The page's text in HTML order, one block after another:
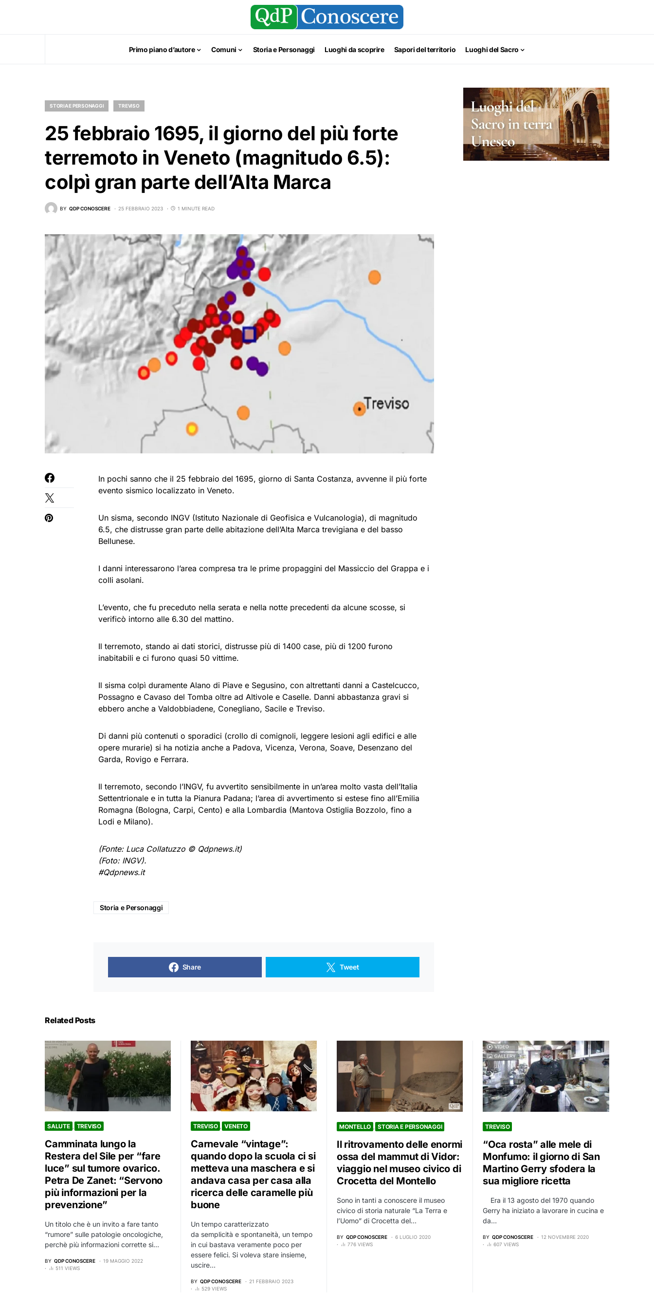
Primo piano d’autore Comuni Storia e Personaggi Luoghi da scoprire Sapori del territorio Luoghi del Sacro
STORIA E PERSONAGGI TREVISO
25 febbraio 1695, il giorno del più forte
terremoto in Veneto (magnitudo 6.5):
colpì gran parte dell’Alta Marca
BY QDP CONOSCERE 25 FEBBRAIO 2023 1 MINUTE READ
In pochi sanno che il 25 febbraio del 1695, giorno di Santa Costanza, avvenne il più forte
evento sismico localizzato in Veneto.
Un sisma, secondo INGV (Istituto Nazionale di Geofisica e Vulcanologia), di magnitudo
6.5, che distrusse gran parte delle abitazione dell’Alta Marca trevigiana e del basso
Bellunese.
I danni interessarono l’area compresa tra le prime propaggini del Massiccio del Grappa e i
colli asolani.
L’evento, che fu preceduto nella serata e nella notte precedenti da alcune scosse, si
verificò intorno alle 6.30 del mattino.
Il terremoto, stando ai dati storici, distrusse più di 1400 case, più di 1200 furono
inabitabili e ci furono quasi 50 vittime.
Il sisma colpì duramente Alano di Piave e Segusino, con altrettanti danni a Castelcucco,
Possagno e Cavaso del Tomba oltre ad Altivole e Caselle. Danni abbastanza gravi si
ebbero anche a Valdobbiadene, Conegliano, Sacile e Treviso.
Di danni più contenuti o sporadici (crollo di comignoli, leggere lesioni agli edifici e alle
opere murarie) si ha notizia anche a Padova, Vicenza, Verona, Soave, Desenzano del
Garda, Rovigo e Ferrara.
Il terremoto, secondo l’INGV, fu avvertito sensibilmente in un’area molto vasta dell’Italia
Settentrionale e in tutta la Pianura Padana; l’area di avvertimento si estese fino all’Emilia
Romagna (Bologna, Carpi, Cento) e alla Lombardia (Mantova Ostiglia Bozzolo, fino a
Lodi e Milano).
(Fonte: Luca Collatuzzo © Qdpnews.it)
(Foto: INGV).
#Qdpnews.it
Storia e Personaggi
Share Tweet
Related Posts
SALUTE TREVISO
Camminata lungo la
Restera del Sile per “fare
luce” sul tumore ovarico.
Petra De Zanet: “Servono
più informazioni per la
prevenzione”
Un titolo che è un invito a fare tanto
“rumore” sulle patologie oncologiche,
perchè più informazioni corrette si…
BY QDP CONOSCERE
19 MAGGIO 2022
511 VIEWS
TREVISO VENETO
Carnevale “vintage”:
quando dopo la scuola ci si
metteva una maschera e si
andava casa per casa alla
ricerca delle caramelle più
buone
Un tempo caratterizzato
da semplicità e spontaneità, un tempo
in cui bastava veramente poco per
essere felici. Si voleva stare insieme,
uscire…
BY QDP CONOSCERE
21 FEBBRAIO 2023
529 VIEWS
MONTELLO STORIA E PERSONAGGI
Il ritrovamento delle enormi
ossa del mammut di Vidor:
viaggio nel museo civico di
Crocetta del Montello
Sono in tanti a conoscere il museo
civico di storia naturale “La Terra e
l’Uomo” di Crocetta del…
BY QDP CONOSCERE
6 LUGLIO 2020
776 VIEWS
TREVISO
“Oca rosta” alle mele di
Monfumo: il giorno di San
Martino Gerry sfodera la
sua migliore ricetta
Era il 13 agosto del 1970 quando
Gerry ha iniziato a lavorare in cucina e
da…
BY QDP CONOSCERE
12 NOVEMBRE 2020
607 VIEWS